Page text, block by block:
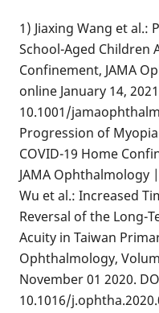
1) Jiaxing Wang et al.:
School-Aged Children
Confinement, JAMA
online January 14,
10.1001/
Progression of
COVID-19 Home
JAMA Ophthalmology
Wu et al.: Increased
Reversal of the Long-
Acuity in Taiwan
Ophthalmology,
November 01 2020.
10.1016/